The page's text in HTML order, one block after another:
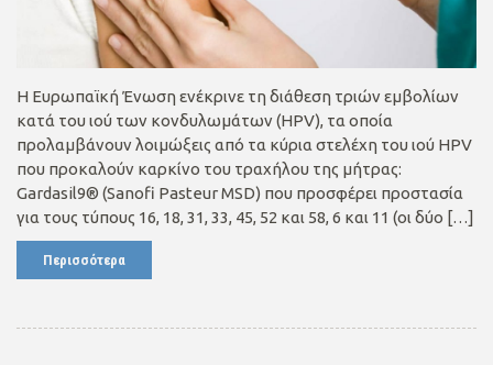
H Ευρωπαϊκή Ένωση ενέκρινε τη διάθεση τριών εμβολίων
κατά του ιού των κονδυλωμάτων (HPV), τα οποία
προλαμβάνουν λοιμώξεις από τα κύρια στελέχη του ιού HPV
που προκαλούν καρκίνο του τραχήλου της μήτρας:
Gardasil9® (Sanofi Pasteur MSD) που προσφέρει προστασία
για τους τύπους 16, 18, 31, 33, 45, 52 και 58, 6 και 11 (οι δύο […]
Περισσότερα